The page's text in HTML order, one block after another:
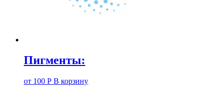
Пигменты:
от 100 Р В корзину